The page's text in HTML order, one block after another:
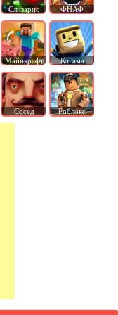
Слизарио ФНАФ
Майнкрафт Когама
Сосед Роблокс